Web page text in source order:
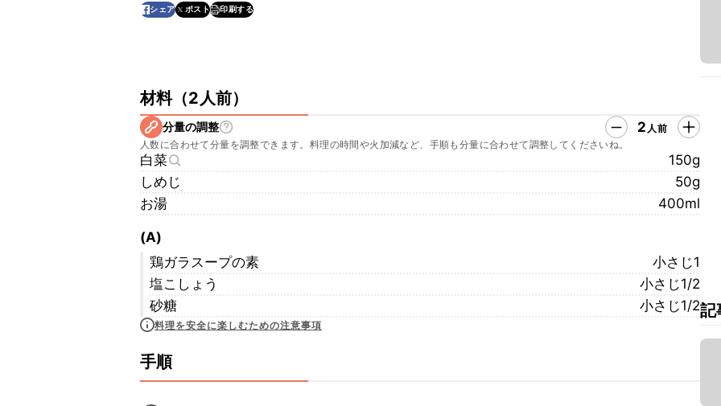
シェア ポスト 印刷する
材料（2人前）
分量の調整 2 人前
人数に合わせて分量を調整できます。料理の時間や火加減など、手順も分量に合わせて調整してくださいね。
白菜
150g
しめじ
50g
お湯
400ml
(A)
鶏ガラスープの素
小さじ1
塩こしょう
小さじ1/2
砂糖
小さじ1/2
料理を安全に楽しむための注意事項
手順
記